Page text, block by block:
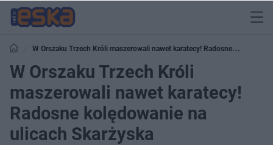
W Orszaku Trzech Króli maszerowali nawet karatecy! Radosne
kolędowanie na ulicach Skarżyska
W Orszaku Trzech Króli
maszerowali nawet karatecy!
Radosne kolędowanie na
ulicach Skarżyska